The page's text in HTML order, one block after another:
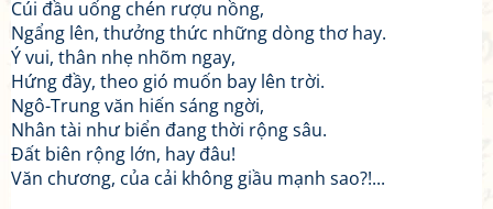
Cúi đầu uống chén rượu nồng,
Ngẩng lên, thưởng thức những dòng thơ hay.
Ý vui, thân nhẹ nhõm ngay,
Hứng đầy, theo gió muốn bay lên trời.
Ngô-Trung văn hiến sáng ngời,
Nhân tài như biển đang thời rộng sâu.
Đất biên rộng lớn, hay đâu!
Văn chương, của cải không giầu mạnh sao?!...